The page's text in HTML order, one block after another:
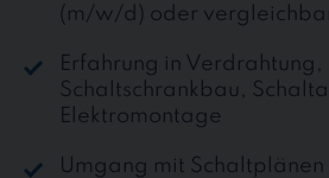
(m/w/d) oder vergleichbar
Erfahrung in Verdrahtung,
Schaltschrankbau,
Elektromontage
Umgang mit Schaltplänen